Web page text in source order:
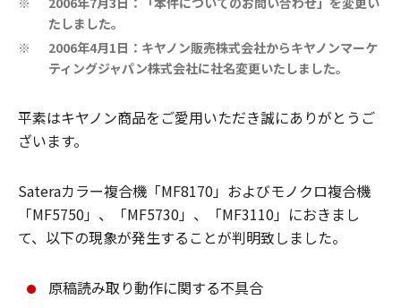
※
たしました。
※
2006年4月1日：キヤノン販売株式会社からキヤノンマーケ
ティングジャパン株式会社に社名変更いたしました。
平素はキヤノン商品をご愛用いただき誠にありがとうご
ざいます。
Sateraカラー複合機「MF8170」およびモノクロ複合機
「MF5750」、「MF5730」、「MF3110」におきまし
て、以下の現象が発生することが判明致しました。
原稿読み取り動作に関する不具合